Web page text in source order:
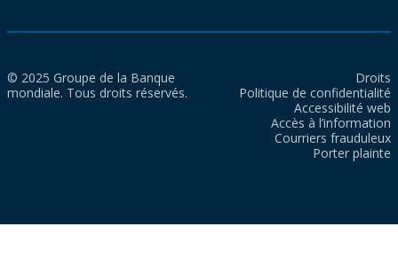
© 2025 Groupe de la Banque
mondiale. Tous droits réservés.
Droits
Politique de confidentialité
Accessibilité web
Accès à l’information
Courriers frauduleux
Porter plainte